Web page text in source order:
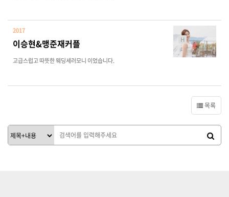
H
2017
이승현&맹준재커플
고급스럽고 따뜻한 웨딩세러모니 이었습니다.
목록